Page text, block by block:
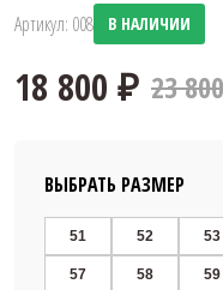
Артикул: 008 В НАЛИЧИИ
23
ВЫБРАТЬ РАЗМЕР
51 52 53
57 58 59